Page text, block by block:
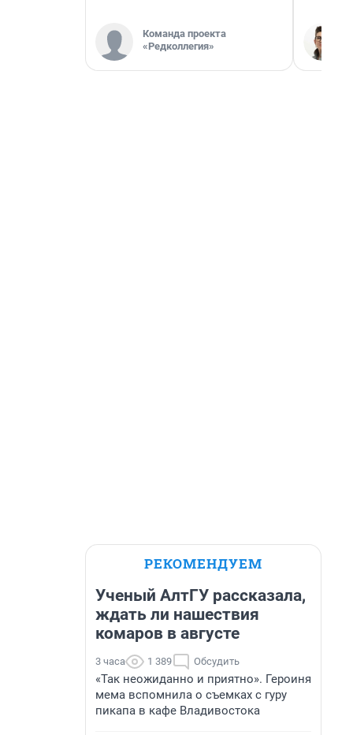
Команда проекта
«Редколлегия»
РЕКОМЕНДУЕМ
Ученый АлтГУ рассказала,
ждать ли нашествия
комаров в августе
3 часа 1 389 Обсудить
«Так неожиданно и приятно». Героиня
мема вспомнила о съемках с гуру
пикапа в кафе Владивостока